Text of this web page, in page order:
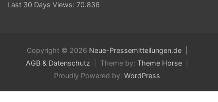
Last 30 Days Views: 70.836
Copyright © 2026 Neue-Pressemitteilungen.de
AGB & Datenschutz
Theme by: Theme Horse
Proudly Powered by: WordPress